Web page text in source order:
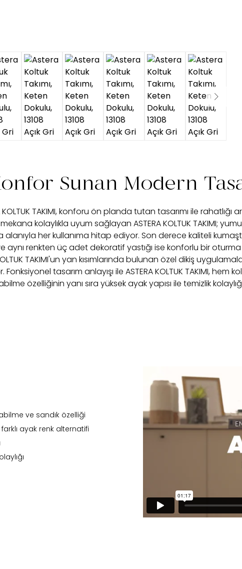
Sunan Modern
KOLTUK TAKIMI, konforu ön planda tutan tasarımı ile rahatlığı
kolaylıkla uyum sağlayan ASTERA KOLTUK TAKIMI;
alanıyla her kullanıma hitap ediyor. Son derece kaliteli
aynı renkten üç adet dekoratif yastığı ise konforlu bir
TAKIMI'un yan kısımlarında bulunan özel dikiş
tasarım anlayışı ile ASTERA KOLTUK TAKIMI, hem
özelliğinin yanı sıra yüksek ayak yapısı ile temizlik
ve sandık özelliği
ayak renk alternatifi